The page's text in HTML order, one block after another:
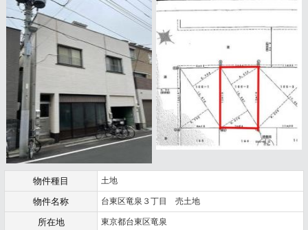
物件種目 土地
物件名称 台東区竜泉３丁目 売土地
所在地 東京都台東区竜泉